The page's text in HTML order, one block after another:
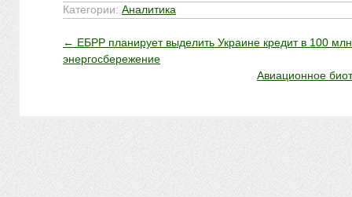
Категории: Аналитика
← ЕБРР планирует выделить Украине кредит в 100
энергосбережение
Авиационное